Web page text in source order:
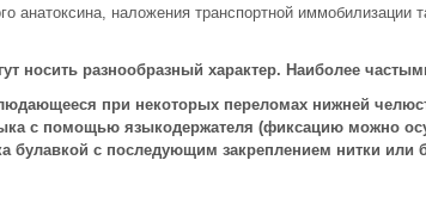
анатоксина, наложения транспортной
носить разнообразный характер. Наиболее
при некоторых переломах нижней
с помощью языкодержателя (фиксацию можно
булавкой с последующим закреплением нитки или